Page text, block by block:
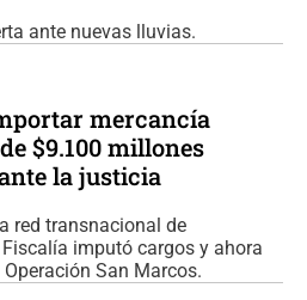
ante nuevas lluvias.
mercancía
$9.100 millones
la justicia
red transnacional de
imputó cargos y ahora
San Marcos.